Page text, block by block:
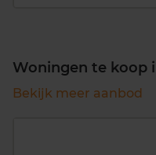
Woningen te koop
Bekijk meer aanbod